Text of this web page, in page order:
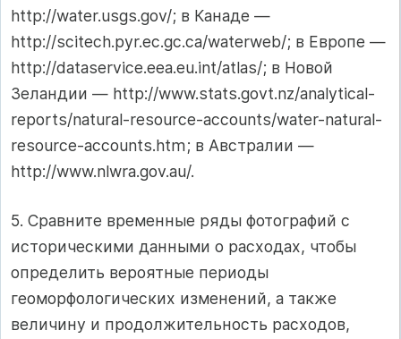
http://water.usgs.gov/; в Канаде —
http://scitech.pyr.ec.gc.ca/waterweb/; в Европе —
http://dataservice.eea.eu.int/atlas/; в Новой
Зеландии — http://www.stats.govt.nz/analytical-
reports/natural-resource-accounts/water-natural-
resource-accounts.htm; в Австралии —
http://www.nlwra.gov.au/.
5. Сравните временные ряды фотографий с
историческими данными о расходах, чтобы
определить вероятные периоды
геоморфологических изменений, а также
величину и продолжительность расходов,